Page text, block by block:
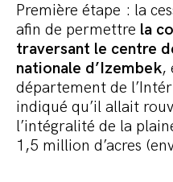
Première étape : la
afin de permettre la
traversant le centre
nationale d’Izembek,
département de
indiqué qu’il allait
l’intégralité de la
1,5 million d’acres